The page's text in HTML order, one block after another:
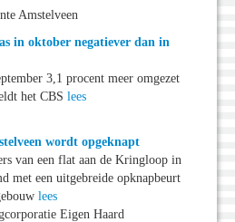
Amstelveen
in oktober negatiever dan in
3,1 procent meer omgezet
het CBS lees
wordt opgeknapt
van een flat aan de Kringloop in
met een uitgebreide opknapbeurt
lees
Eigen Haard